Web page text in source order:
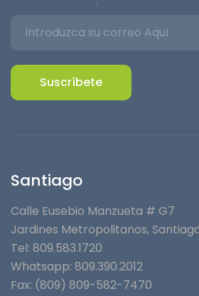
Suscríbete
Santiago
Calle Eusebio Manzueta # G7
Jardines Metropolitanos⁣,
Tel: 809.583.1720
Whatsapp: 809.390.2012
Fax: (809) 809-582-7470